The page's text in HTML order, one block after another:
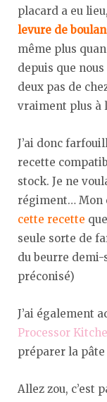
placard a eu
levure de
même plus
depuis que
deux pas de
vraiment plus à
J’ai donc
recette
stock. Je ne
régiment… Mon
cette recette
seule sorte de
du beurre demi-
préconisé)
J’ai également
Processor
préparer la pâte
Allez zou, c’est